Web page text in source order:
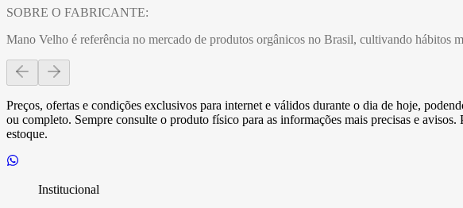
SOBRE O FABRICANTE:
Mano Velho é referência no mercado de produtos orgânicos no Brasil, cultivando hábitos
Preços, ofertas e condições exclusivos para internet e válidos durante o dia de hoje,
ou completo. Sempre consulte o produto físico para as informações mais precisas e
estoque.
Institucional